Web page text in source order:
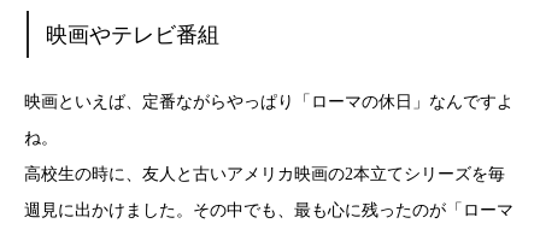
映画やテレビ番組
映画といえば、定番ながらやっぱり「ローマの休日」なんですよ
ね。
高校生の時に、友人と古いアメリカ映画の2本立てシリーズを毎
週見に出かけました。その中でも、最も心に残ったのが「ローマ